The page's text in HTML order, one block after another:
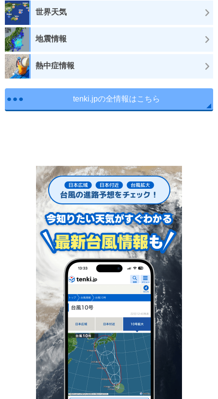
世界天気
地震情報
熱中症情報
tenki.jpの全情報はこちら